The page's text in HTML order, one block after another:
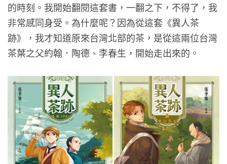
的時刻。我開始翻閱這套書，一翻之下，不得了，我
非常感同身受。為什麼呢？因為從這套《異人茶
跡》，我才知道原來台灣北部的茶，是從這兩位台灣
茶葉之父約翰．陶德、李春生，開始走出來的。